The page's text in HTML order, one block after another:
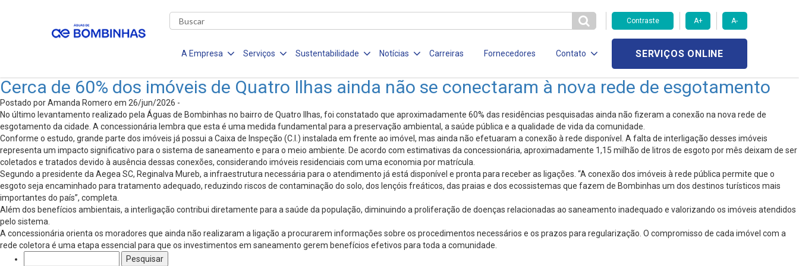
Contraste A+ A-
A Empresa Serviços Sustentabilidade Notícias Carreiras Fornecedores Contato SERVIÇOS ONLINE
Cerca de 60% dos imóveis de Quatro Ilhas ainda não se conectaram à nova rede de esgotamento
Postado por Amanda Romero em 26/jun/2026 -
No último levantamento realizado pela Águas de Bombinhas no bairro de Quatro Ilhas, foi constatado que aproximadamente 60% das residências pesquisadas ainda não fizeram a conexão na nova rede de
esgotamento da cidade. A concessionária lembra que esta é uma medida fundamental para a preservação ambiental, a saúde pública e a qualidade de vida da comunidade.
Conforme o estudo, grande parte dos imóveis já possui a Caixa de Inspeção (C.I.) instalada em frente ao imóvel, mas ainda não efetuaram a conexão à rede disponível. A falta de interligação desses imóveis
representa um impacto significativo para o sistema de saneamento e para o meio ambiente. De acordo com estimativas da concessionária, aproximadamente 1,15 milhão de litros de esgoto por mês deixam de ser
coletados e tratados devido à ausência dessas conexões, considerando imóveis residenciais com uma economia por matrícula.
Segundo a presidente da Aegea SC, Reginalva Mureb, a infraestrutura necessária para o atendimento já está disponível e pronta para receber as ligações. “A conexão dos imóveis à rede pública permite que o
esgoto seja encaminhado para tratamento adequado, reduzindo riscos de contaminação do solo, dos lençóis freáticos, das praias e dos ecossistemas que fazem de Bombinhas um dos destinos turísticos mais
importantes do país”, completa.
Além dos benefícios ambientais, a interligação contribui diretamente para a saúde da população, diminuindo a proliferação de doenças relacionadas ao saneamento inadequado e valorizando os imóveis atendidos
pelo sistema.
A concessionária orienta os moradores que ainda não realizaram a ligação a procurarem informações sobre os procedimentos necessários e os prazos para regularização. O compromisso de cada imóvel com a
rede coletora é uma etapa essencial para que os investimentos em saneamento gerem benefícios efetivos para toda a comunidade.